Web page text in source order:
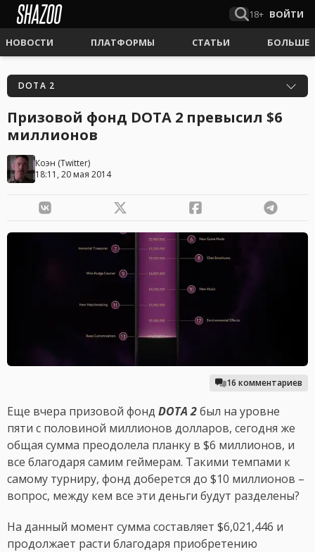
18+ ВОЙТИ
НОВОСТИ ПЛАТФОРМЫ СТАТЬИ БОЛЬШЕ
DOTA 2
Призовой фонд DOTA 2 превысил $6
миллионов
Коэн (Twitter)
18:11, 20 мая 2014
16 комментариев
Еще вчера призовой фонд DOTA 2был на уровне
пяти с половиной миллионов долларов, сегодня же
общая сумма преодолела планку в $6 миллионов, и
все благодаря самим геймерам. Такими темпами к
самому турниру, фонд доберется до $10 миллионов –
вопрос, между кем все эти деньги будут разделены?
На данный момент сумма составляет $6,021,446 и
продолжает расти благодаря приобретению